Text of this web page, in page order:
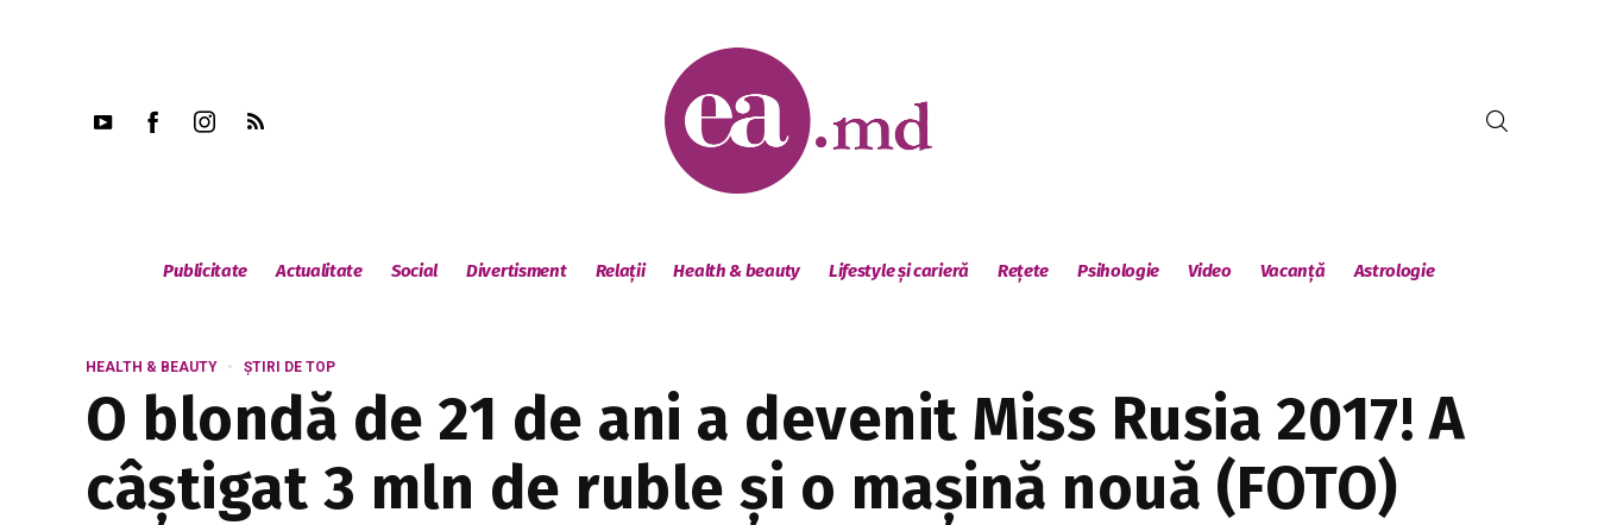
Publicitate Actualitate Social Divertisment Relații Health & beauty Lifestyle și carieră Rețete Psihologie Video Vacanță Astrologie
HEALTH & BEAUTY ȘTIRI DE TOP
O blondă de 21 de ani a devenit Miss Rusia 2017! A
câștigat 3 mln de ruble și o mașină nouă (FOTO)